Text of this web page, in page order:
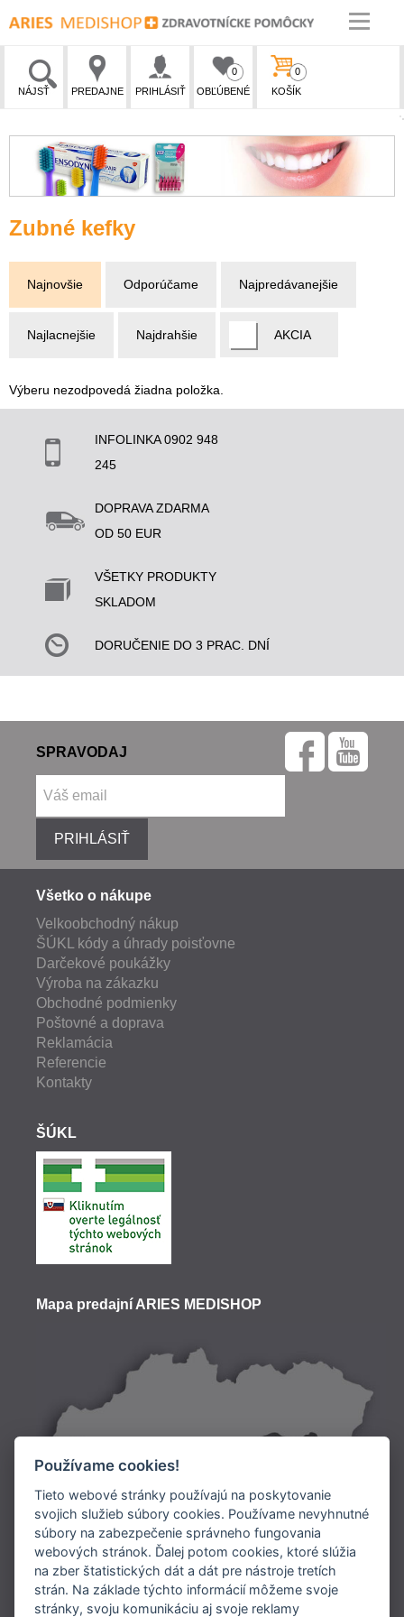
NÁJSŤ PREDAJNE PRIHLÁSIŤ OBĽÚBENÉ
0
KOŠÍK
0
Zubné kefky
Najnovšie Odporúčame Najpredávanejšie
Najlacnejšie Najdrahšie AKCIA
Výberu nezodpovedá žiadna položka.
INFOLINKA 0902 948
245
DOPRAVA ZDARMA
OD 50 EUR
VŠETKY PRODUKTY
SKLADOM
DORUČENIE DO 3 PRAC. DNÍ
SPRAVODAJ
PRIHLÁSIŤ
Všetko o nákupe
Velkoobchodný nákup
ŠÚKL kódy a úhrady poisťovne
Darčekové poukážky
Výroba na zákazku
Obchodné podmienky
Poštovné a doprava
Reklamácia
Referencie
Kontakty
ŠÚKL
Mapa predajní ARIES MEDISHOP
Doprava:
Platba:
Používame cookies!
Tieto webové stránky používajú na poskytovanie
svojich služieb súbory cookies. Používame nevyhnutné
súbory na zabezpečenie správneho fungovania
webových stránok. Ďalej potom cookies, ktoré slúžia
na zber štatistických dát a dát pre nástroje tretích
strán. Na základe týchto informácií môžeme svoje
stránky, svoju komunikáciu aj svoje reklamy